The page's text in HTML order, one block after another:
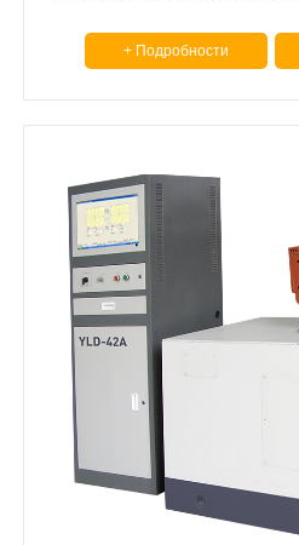
+ Подробности